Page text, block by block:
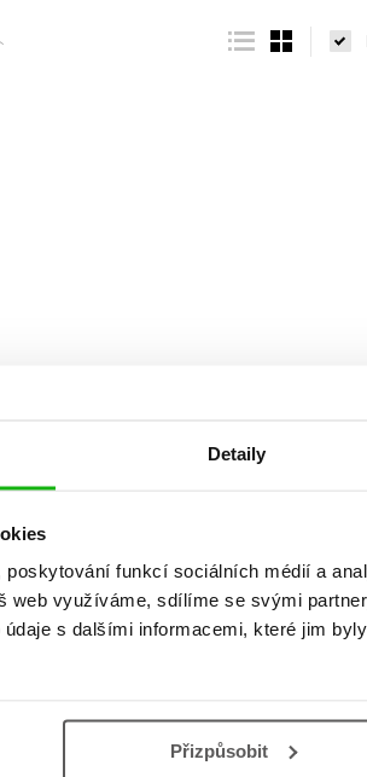
Detaily
poskytování funkcí sociálních médií a
web využíváme, sdílíme se svými
s dalšími informacemi, které jim
Přizpůsobit
Populárně - naučné pro děti
Zobraz